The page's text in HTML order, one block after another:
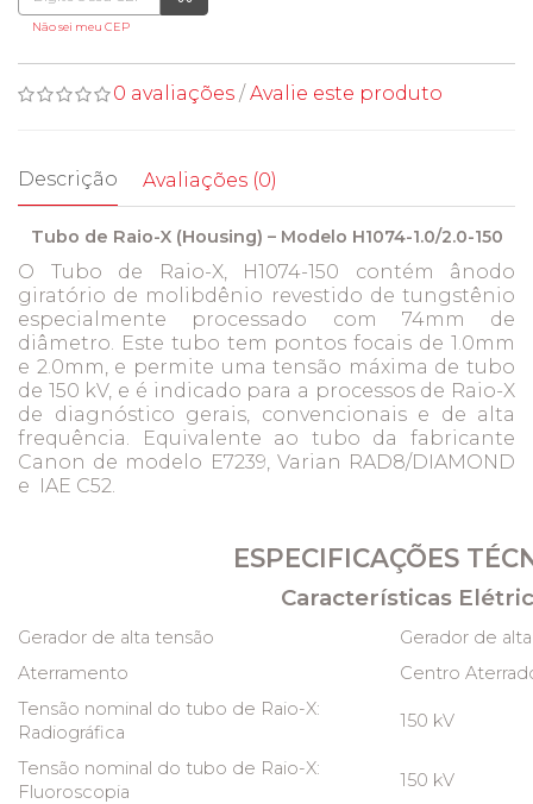
Não sei meu CEP
0 avaliações / Avalie este produto
Descrição Avaliações (0)
Tubo de Raio-X (Housing) – Modelo H1074-1.0/2.0-150
O Tubo de Raio-X, H1074-150 contém ânodo
giratório de molibdênio revestido de tungstênio
especialmente processado com 74mm de
diâmetro. Este tubo tem pontos focais de 1.0mm
e 2.0mm, e permite uma tensão máxima de tubo
de 150 kV, e é indicado para a processos de Raio-X
de diagnóstico gerais, convencionais e de alta
frequência. Equivalente ao tubo da fabricante
Canon de modelo E7239, Varian RAD8/DIAMOND
e IAE C52.
ESPECIFICAÇÕES
Características
Gerador de alta tensão
Gerador de
Aterramento
Centro
Tensão nominal do tubo de Raio-X:
Radiográfica
150 kV
Tensão nominal do tubo de Raio-X:
Fluoroscopia
150 kV